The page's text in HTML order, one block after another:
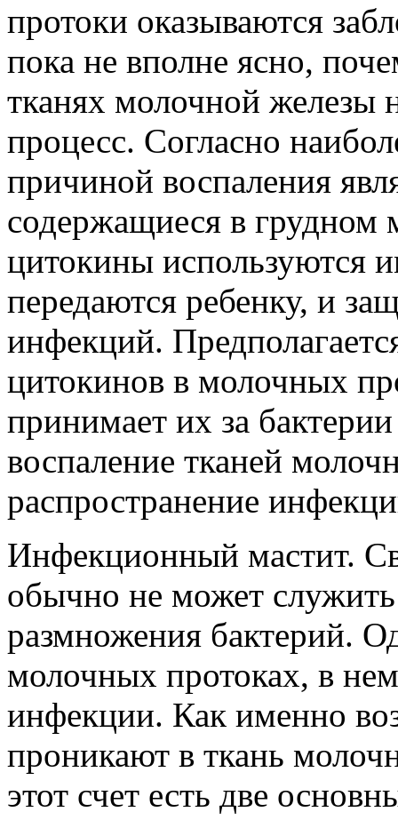
протоки оказываются
пока не вполне ясно,
тканях молочной железы
процесс. Согласно
причиной воспаления
содержащиеся в
цитокины используются
передаются ребенку, и
инфекций.
цитокинов в молочных
принимает их за
воспаление тканей
распространение
Инфекционный мастит.
обычно не может
размножения бактерий.
молочных протоках, в
инфекции. Как именно
проникают в ткань
этот счет есть две